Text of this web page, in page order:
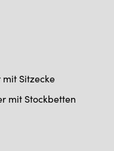
Sitzecke
mit Stockbetten